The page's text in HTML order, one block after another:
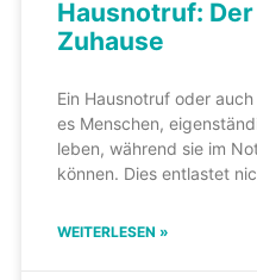
Hausnotruf:
Zuhause
Ein Hausnotruf oder
es Menschen,
leben, während sie im
können. Dies entlastet
WEITERLESEN »